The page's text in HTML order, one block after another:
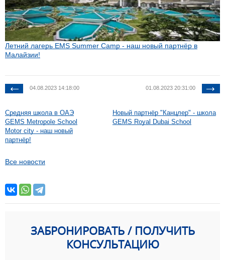
Летний лагерь EMS Summer Camp - наш новый партнёр в
Малайзии!
04.08.2023 14:18:00
Средняя школа в ОАЭ
GEMS Metropole School
Motor city - наш новый
партнёр!
01.08.2023 20:31:00
Новый партнёр "Канцлер" - школа
GEMS Royal Dubai School
Все новости
ЗАБРОНИРОВАТЬ / ПОЛУЧИТЬ
КОНСУЛЬТАЦИЮ